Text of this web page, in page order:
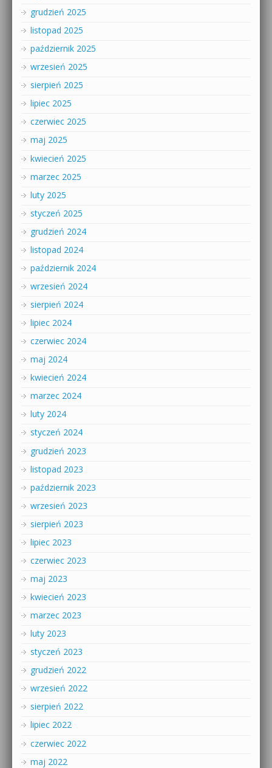
grudzień 2025
listopad 2025
październik 2025
wrzesień 2025
sierpień 2025
lipiec 2025
czerwiec 2025
maj 2025
kwiecień 2025
marzec 2025
luty 2025
styczeń 2025
grudzień 2024
listopad 2024
październik 2024
wrzesień 2024
sierpień 2024
lipiec 2024
czerwiec 2024
maj 2024
kwiecień 2024
marzec 2024
luty 2024
styczeń 2024
grudzień 2023
listopad 2023
październik 2023
wrzesień 2023
sierpień 2023
lipiec 2023
czerwiec 2023
maj 2023
kwiecień 2023
marzec 2023
luty 2023
styczeń 2023
grudzień 2022
wrzesień 2022
sierpień 2022
lipiec 2022
czerwiec 2022
maj 2022